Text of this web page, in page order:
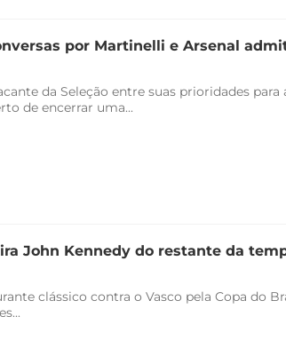
por Martinelli e Arsenal
da Seleção entre suas prioridades para
de encerrar uma...
John Kennedy do restante da
clássico contra o Vasco pela Copa do